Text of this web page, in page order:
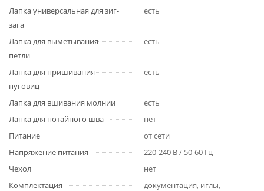
Лапка универсальная для зиг-
зага
есть
Лапка для выметывания
петли
есть
Лапка для пришивания
пуговиц
есть
Лапка для вшивания молнии
есть
Лапка для потайного шва
нет
Питание
от сети
Напряжение питания
220-240 В / 50-60 Гц
Чехол
нет
Комплектация
документация, иглы,